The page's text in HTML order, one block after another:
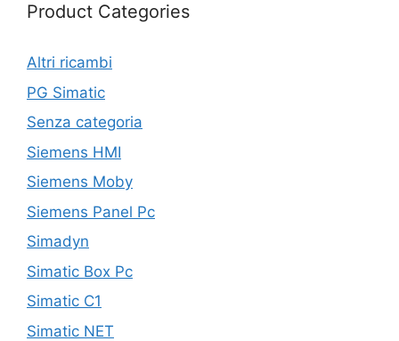
Product Categories
Altri ricambi
PG Simatic
Senza categoria
Siemens HMI
Siemens Moby
Siemens Panel Pc
Simadyn
Simatic Box Pc
Simatic C1
Simatic NET